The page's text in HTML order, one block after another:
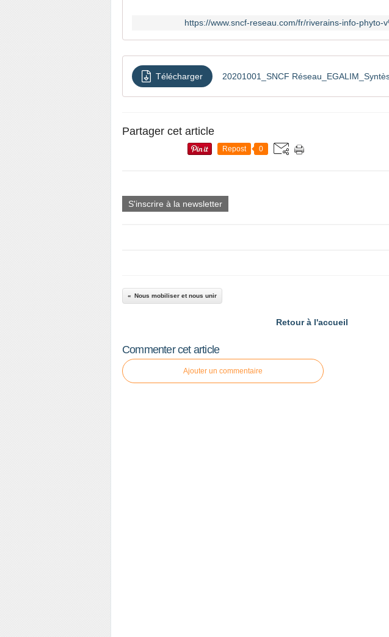
https://www.sncf-reseau.com/fr/riverains-info-phyto-
Télécharger
Partager cet article
Repost 0
S'inscrire à la newsletter
Nous mobiliser et nous unir
Retour à l'accueil
Commenter cet article
Ajouter un commentaire